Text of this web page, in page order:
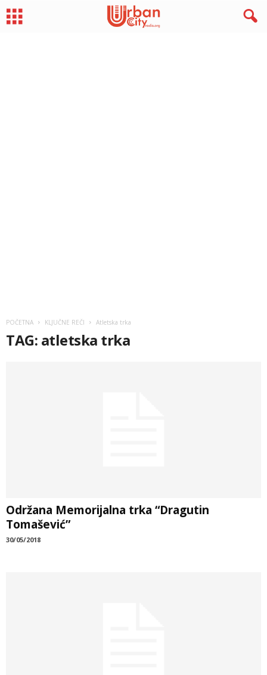
POČETNA KLJUČNE REČI Atletska trka
TAG: atletska trka
Održana Memorijalna trka “Dragutin
Tomašević”
30/05/2018